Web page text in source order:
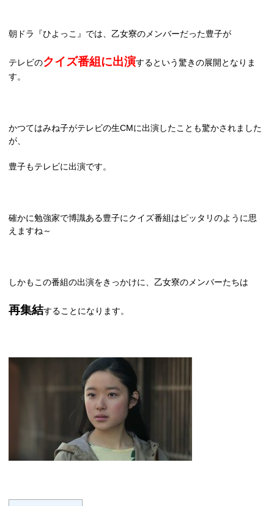
朝ドラ『ひよっこ』では、乙女寮のメンバーだった豊子が
テレビのクイズ番組に出演するという驚きの展開となりま
す。
かつてはみね子がテレビの生CMに出演したことも驚かされました
が、
豊子もテレビに出演です。
確かに勉強家で博識ある豊子にクイズ番組はピッタリのように思
えますね～
しかもこの番組の出演をきっかけに、乙女寮のメンバーたちは
再集結することになります。